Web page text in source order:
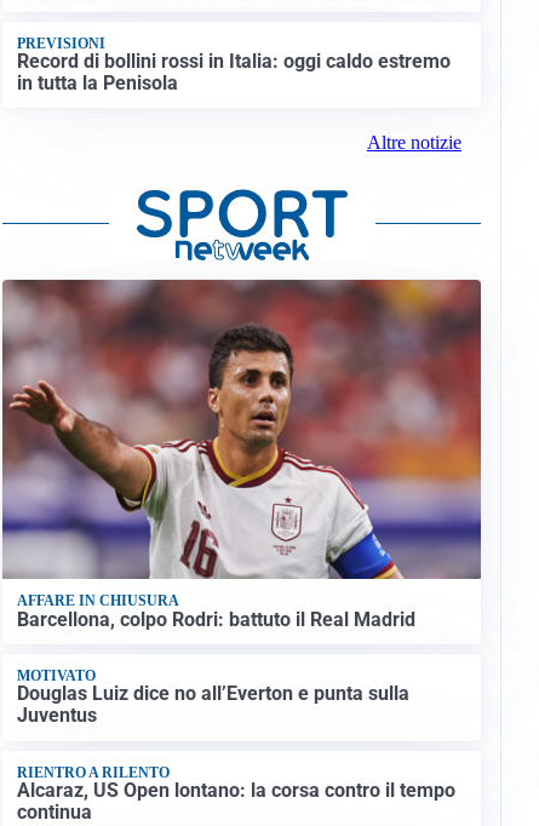
PREVISIONI
Record di bollini rossi in Italia: oggi caldo estremo
in tutta la Penisola
Altre notizie
AFFARE IN CHIUSURA
Barcellona, colpo Rodri: battuto il Real Madrid
MOTIVATO
Douglas Luiz dice no all’Everton e punta sulla
Juventus
RIENTRO A RILENTO
Alcaraz, US Open lontano: la corsa contro il tempo
continua